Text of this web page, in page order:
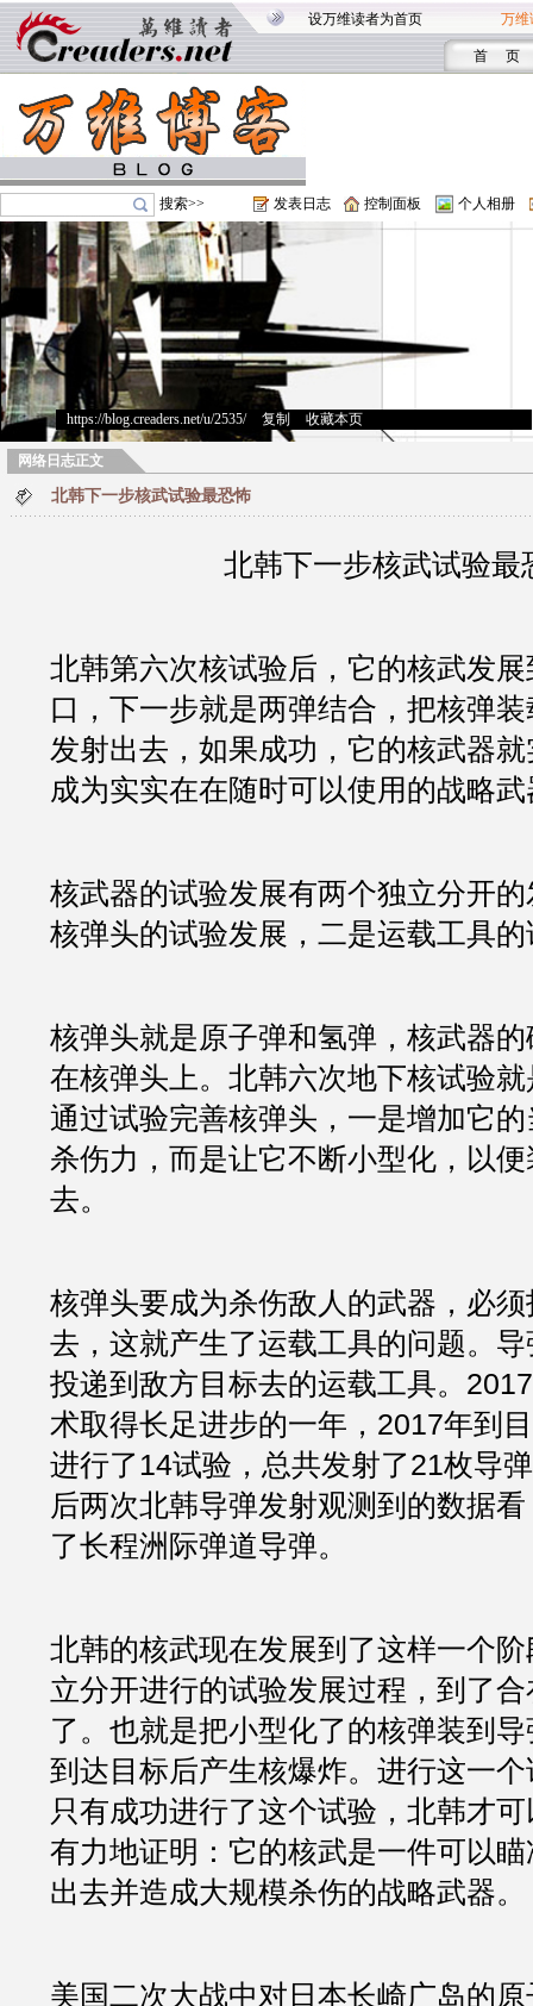
设万维读者为首页 万维
首 页
搜索>> 发表日志 控制面板 个人相册
https://blog.creaders.net/u/2535/> 复制 收藏本页
网络日志正文
北韩下一步核武试验最恐怖
北韩下一步核武试验最
北韩第六次核试验后，它的核武发
口，下一步就是两弹结合，把核弹
发射出去，如果成功，它的核武器
成为实实在在随时可以使用的战略
核武器的试验发展有两个独立分开
核弹头的试验发展，二是运载工具
核弹头就是原子弹和氢弹，核武器
在核弹头上。北韩六次地下核试验
通过试验完善核弹头，一是增加它
杀伤力，而是让它不断小型化，以
去。
核弹头要成为杀伤敌人的武器，必
去，这就产生了运载工具的问题。
投递到敌方目标去的运载工具。
术取得长足进步的一年，2017年到
进行了14试验，总共发射了21枚导
后两次北韩导弹发射观测到的数据
了长程洲际弹道导弹。
北韩的核武现在发展到了这样一个
立分开进行的试验发展过程，到了
了。也就是把小型化了的核弹装到
到达目标后产生核爆炸。进行这一
只有成功进行了这个试验，北韩才
有力地证明：它的核武是一件可以
出去并造成大规模杀伤的战略武器。
美国二次大战中对日本长崎广岛的